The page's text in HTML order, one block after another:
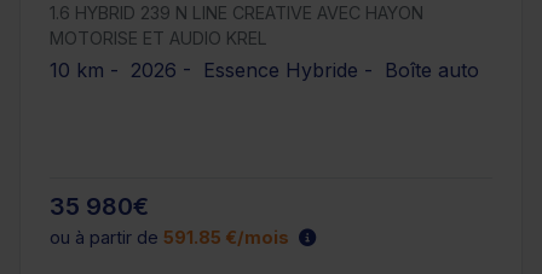
1.6 HYBRID 239 N LINE CREATIVE AVEC HAYON
MOTORISE ET AUDIO KREL
10 km - 2026 - Essence Hybride - Boîte auto
35 980€
ou à partir de 591.85 €/mois